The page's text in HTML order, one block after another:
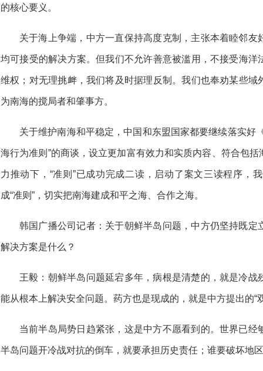
的核心要义。
关于海上争端，中方一直保持高度克制，主张本着睦邻
均可接受的解决方案。但我们不允许善意被滥用，不接受海
维权；对无理挑衅，我们将及时据理反制。我们也奉劝某些
为南海的搅局者和肇事方。
关于维护南海和平稳定，中国和东盟国家都要继续落实好
海行为准则”的商谈，设立更加富有效力和实质内容、符合包
力推动下，“准则”已成功完成二读，启动了案文三读程序，
成“准则”，切实把南海建成和平之海、合作之海。
韩国广播公司记者：关于朝鲜半岛问题，中方仍坚持既
解决方案是什么？
王毅：朝鲜半岛问题延宕多年，病根是清楚的，就是冷
能从根本上解决安全问题。药方也是现成的，就是中方提出的“
当前半岛局势日趋紧张，这是中方不愿看到的。世界已
半岛问题开冷战对抗的倒车，就要承担历史责任；谁要破坏地